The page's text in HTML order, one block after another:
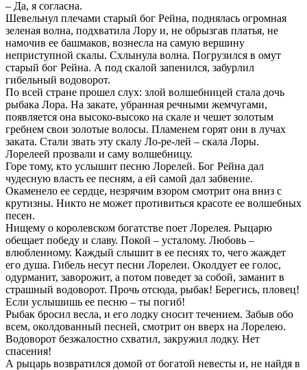
– Да, я согласна.
Шевельнул плечами старый бог Рейна, поднялась огромная
зеленая волна, подхватила Лору и, не обрызгав платья, не
намочив ее башмаков, вознесла на самую вершину
неприступной скалы. Схлынула волна. Погрузился в омут
старый бог Рейна. А под скалой запенился, забурлил
гибельный водоворот.
По всей стране прошел слух: злой волшебницей стала дочь
рыбака Лора. На закате, убранная речными жемчугами,
появляется она высоко-высоко на скале и чешет золотым
гребнем свои золотые волосы. Пламенем горят они в лучах
заката. Стали звать эту скалу Ло-ре-лей – скала Лоры.
Лорелеей прозвали и саму волшебницу.
Горе тому, кто услышит песню Лорелей. Бог Рейна дал
чудесную власть ее песням, а ей самой дал забвение.
Окаменело ее сердце, незрячим взором смотрит она вниз с
крутизны. Никто не может противиться красоте ее волшебных
песен.
Нищему о королевском богатстве поет Лорелея. Рыцарю
обещает победу и славу. Покой – усталому. Любовь –
влюбленному. Каждый слышит в ее песнях то, чего жаждет
его душа. Гибель несут песни Лорелеи. Околдует ее голос,
одурманит, заворожит, а потом поведет за собой, заманит в
страшный водоворот. Прочь отсюда, рыбак! Берегись, пловец!
Если услышишь ее песню – ты погиб!
Рыбак бросил весла, и его лодку сносит течением. Забыв обо
всем, околдованный песней, смотрит он вверх на Лорелею.
Водоворот безжалостно схватил, закружил лодку. Нет
спасения!
А рыцарь возвратился домой от богатой невесты и, не найдя в